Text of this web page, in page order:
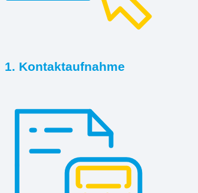
1. Kontaktaufnahme